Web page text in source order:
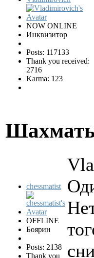
NOW ONLINE
Инквизитор
Posts: 117133
Thank you received:
2716
Karma: 123
chessmatist
OFFLINE
Боярин
Posts: 2138
Thank you